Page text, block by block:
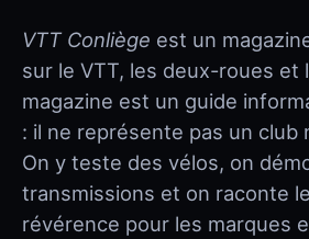
VTT Conliège est un
sur le VTT, les deux-roues et
magazine est un guide
: il ne représente pas un club
On y teste des vélos, on
transmissions et on raconte
révérence pour les marques